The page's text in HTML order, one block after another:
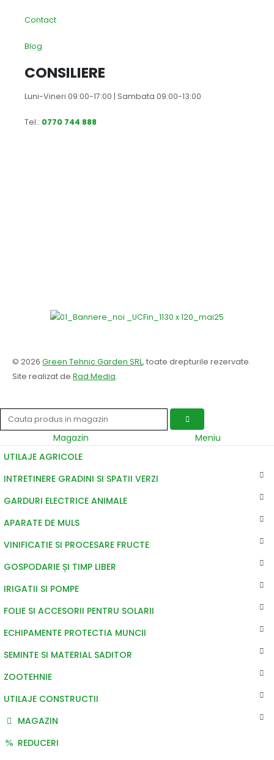
Contact
Blog
CONSILIERE
Luni-Vineri 09:00-17:00 | Sambata 09:00-13:00
Tel.: 0770 744 888
© 2026 Green Tehnic Garden SRL, toate drepturile rezervate.
Site realizat de Rad Media.
Magazin
Meniu
UTILAJE AGRICOLE
INTRETINERE GRADINI SI SPATII VERZI
GARDURI ELECTRICE ANIMALE
APARATE DE MULS
VINIFICATIE SI PROCESARE FRUCTE
GOSPODARIE ȘI TIMP LIBER
IRIGATII SI POMPE
FOLIE SI ACCESORII PENTRU SOLARII
ECHIPAMENTE PROTECTIA MUNCII
SEMINTE SI MATERIAL SADITOR
ZOOTEHNIE
UTILAJE CONSTRUCTII
MAGAZIN
REDUCERI